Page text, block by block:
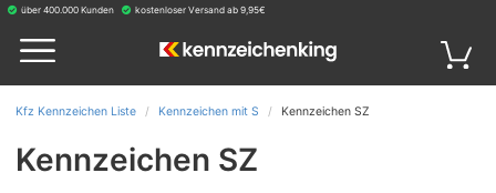
über 400.000 Kunden kostenloser Versand ab 9,95€
Kfz Kennzeichen Liste Kennzeichen mit S Kennzeichen SZ
Kennzeichen SZ